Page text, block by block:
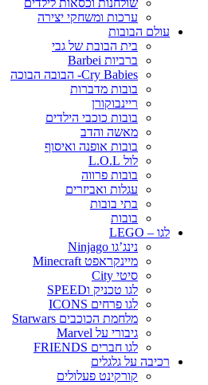
שולחנות וכסאות לילדים
ערכות ומשחקי יצירה
עולם הבובות
בית הבובת של גבי
ברביות Barbei
Cry Babies- הבובה הבוכה
בובות מדברות
ריינבוקורן
בובות כוכבי הילדים
מאשה והדב
בובות אופנה ואיסוף
לול L.O.L
בובות פרווה
עגלות ואביזרים
בתי בובות
בובות
לגו – LEGO
נינג’גו Ninjago
מיינקראפט Minecraft
סיטי City
לגו טכניק וSPEED
לגו פרחים ICONS
מלחמת הכוכבים Starwars
גיבורי על Marvel
לגו חברים FRIENDS
רכיבה על גלגלים
קורקינט פעלולים